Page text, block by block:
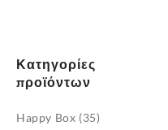
Κατηγορίες
προϊόντων
Happy Box (35)